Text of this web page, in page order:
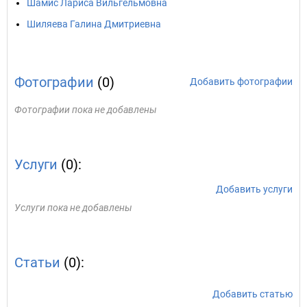
Шамис Лариса Вильгельмовна
Шиляева Галина Дмитриевна
Фотографии (0) Добавить фотографии
Фотографии пока не добавлены
Услуги (0):
Добавить услуги
Услуги пока не добавлены
Статьи (0):
Добавить статью